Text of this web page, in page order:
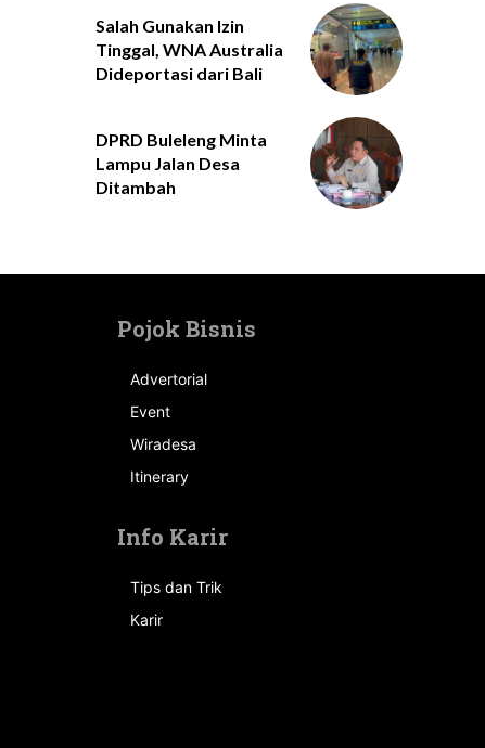
Salah Gunakan Izin
Tinggal, WNA Australia
Dideportasi dari Bali
DPRD Buleleng Minta
Lampu Jalan Desa
Ditambah
Pojok Bisnis
Advertorial
Event
Wiradesa
Itinerary
Info Karir
Tips dan Trik
Karir